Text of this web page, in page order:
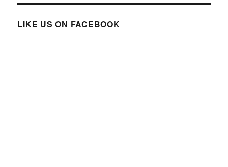
LIKE US ON FACEBOOK